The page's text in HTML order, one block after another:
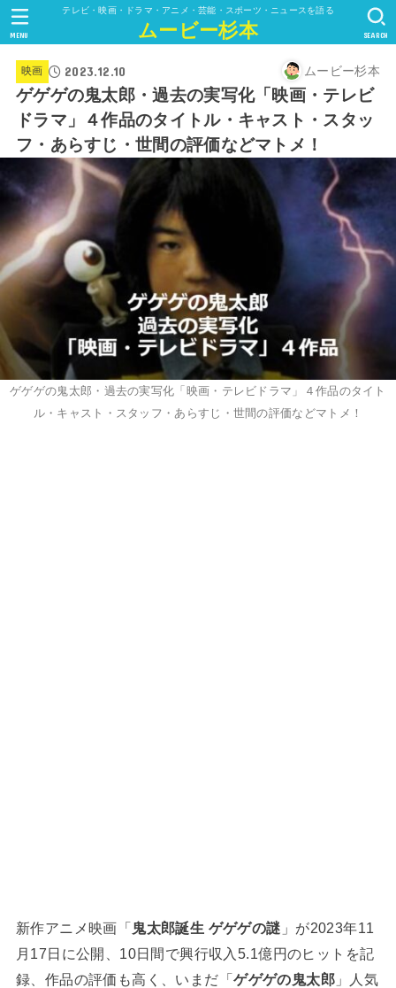
テレビ・映画・ドラマ・アニメ・芸能・スポーツ・ニュースを語る
ムービー杉本 SEARCH
MENU
映画 2023.12.10 ムービー杉本
ゲゲゲの鬼太郎・過去の実写化「映画・テレビ
ドラマ」４作品のタイトル・キャスト・スタッ
フ・あらすじ・世間の評価などマトメ！
ゲゲゲの鬼太郎・過去の実写化「映画・テレビドラマ」４作品のタイト
ル・キャスト・スタッフ・あらすじ・世間の評価などマトメ！
新作アニメ映画「鬼太郎誕生 ゲゲゲの謎 」が2023年11
月17日に公開、10日間で興行収入5.1億円のヒットを記
録、作品の評価も高く、いまだ「ゲゲゲの鬼太郎」人気